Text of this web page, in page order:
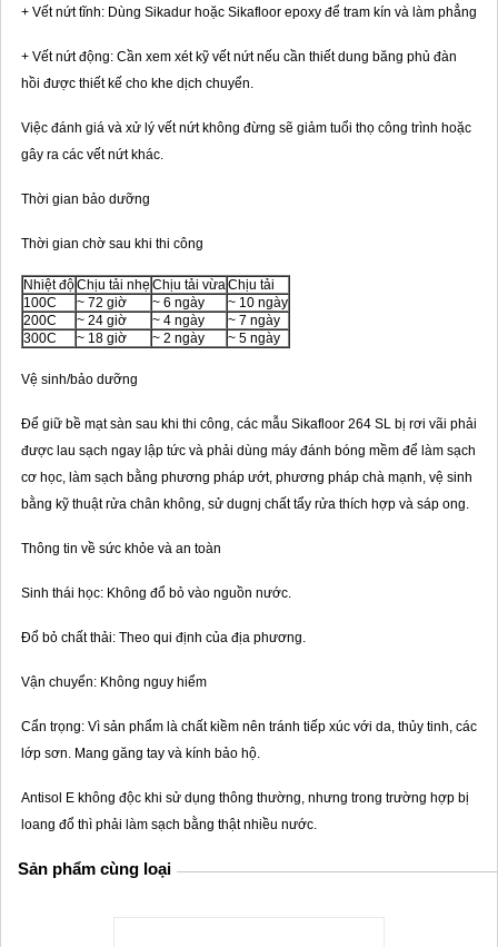
+ Vết nứt tĩnh: Dùng Sikadur hoặc Sikafloor epoxy để tram kín và làm phẳng
+ Vết nứt động: Cần xem xét kỹ vết nứt nếu cần thiết dung băng phủ đàn
hồi được thiết kế cho khe dịch chuyển.
Việc đánh giá và xử lý vết nứt không đừng sẽ giảm tuổi thọ công trình hoặc
gây ra các vết nứt khác.
Thời gian bảo dưỡng
Thời gian chờ sau khi thi công
Nhiệt độChịu tải nhẹ Chịu tải vừaChịu tải
100C
~ 72 giờ ~ 6 ngày
~ 10 ngày
200C
~ 24 giờ ~ 4 ngày
~ 7 ngày
300C
~ 18 giờ ~ 2 ngày ~ 5 ngày
Vệ sinh/bảo dưỡng
Để giữ bề mạt sàn sau khi thi công, các mẫu Sikafloor 264 SL bị rơi vãi phải
được lau sạch ngay lập tức và phải dùng máy đánh bóng mềm để làm sạch
cơ học, làm sạch bằng phương pháp ướt, phương pháp chà mạnh, vệ sinh
bằng kỹ thuật rửa chân không, sử dugnj chất tẩy rửa thích hợp và sáp ong.
Thông tin về sức khỏe và an toàn
Sinh thái học: Không đổ bỏ vào nguồn nước.
Đổ bỏ chất thải: Theo qui định của địa phương.
Vận chuyển: Không nguy hiểm
Cẩn trọng: Vì sản phẩm là chất kiềm nên tránh tiếp xúc với da, thủy tinh, các
lớp sơn. Mang găng tay và kính bảo hộ.
Antisol E không độc khi sử dụng thông thường, nhưng trong trường hợp bị
loang đổ thì phải làm sạch bằng thật nhiều nước.
Sản phẩm cùng loại